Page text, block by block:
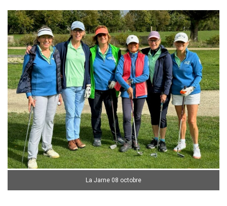
La Jarne 08 octobre